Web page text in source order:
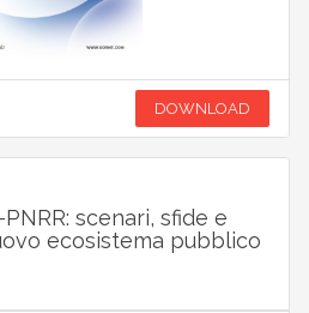
DOWNLOAD
scenari, sfide e
ecosistema pubblico